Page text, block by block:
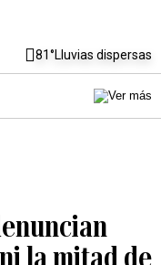
81°Lluvias dispersas
la mitad de